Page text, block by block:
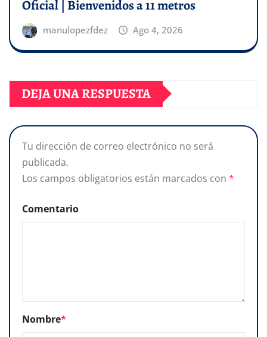
Oficial | Bienvenidos a 11 metros
manulopezfdez Ago 4, 2026
DEJA UNA RESPUESTA
Tu dirección de correo electrónico no será
publicada.
Los campos obligatorios están marcados con *
Comentario
Nombre*